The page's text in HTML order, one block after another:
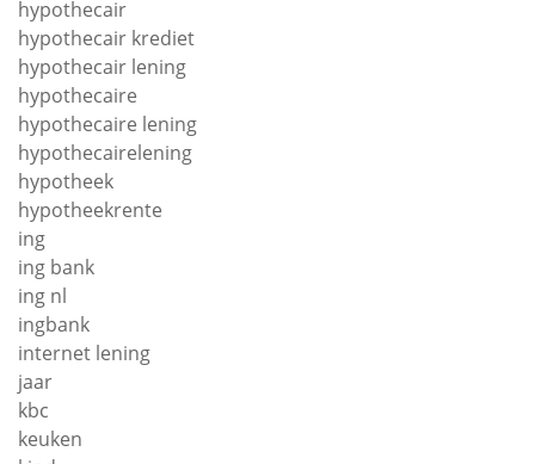
hypothecair
hypothecair krediet
hypothecair lening
hypothecaire
hypothecaire lening
hypothecairelening
hypotheek
hypotheekrente
ing
ing bank
ing nl
ingbank
internet lening
jaar
kbc
keuken